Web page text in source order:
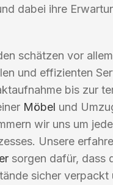
dabei ihre
schätzen vor
und effizienten
bis zur
Möbel und
wir uns um
Unsere
sorgen dafür, dass
sicher verpackt